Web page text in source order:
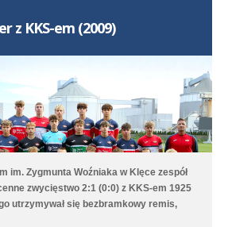
z KKS-em (2009)
im. Zygmunta Woźniaka w Klęce zespół
zwycięstwo 2:1 (0:0) z KKS-em 1925
utrzymywał się bezbramkowy remis,
dominującą. W 68. minucie